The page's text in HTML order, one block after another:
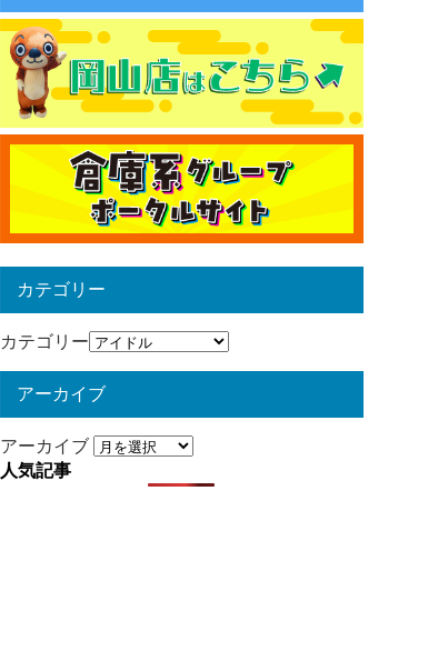
カテゴリー
カテゴリー
アーカイブ
アーカイブ
人気記事